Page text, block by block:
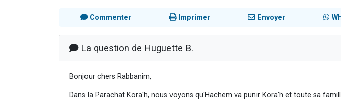
Commenter Imprimer Envoyer
La question de Huguette B.
Bonjour chers Rabbanim,
Dans la Parachat Kora'h, nous voyons qu'Hachem va punir Kora'h et toute sa